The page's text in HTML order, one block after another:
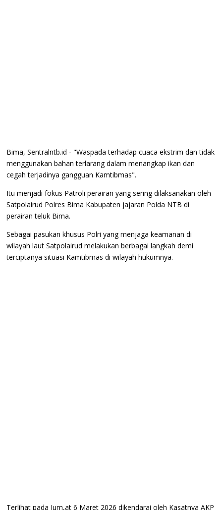
Bima, Sentralntb.id - "Waspada terhadap cuaca ekstrim dan tidak
menggunakan bahan terlarang dalam menangkap ikan dan
cegah terjadinya gangguan Kamtibmas".
Itu menjadi fokus Patroli perairan yang sering dilaksanakan oleh
Satpolairud Polres Bima Kabupaten jajaran Polda NTB di
perairan teluk Bima.
Sebagai pasukan khusus Polri yang menjaga keamanan di
wilayah laut Satpolairud melakukan berbagai langkah demi
terciptanya situasi Kamtibmas di wilayah hukumnya.
Terlihat pada Jum,at 6 Maret 2026 dikendarai oleh Kasatnya AKP